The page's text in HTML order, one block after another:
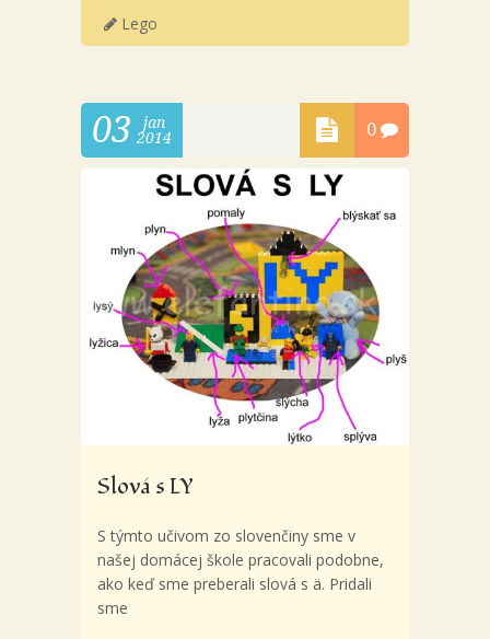
Lego
03
jan
2014
0
Slová s LY
S týmto učivom zo slovenčiny sme v
našej domácej škole pracovali podobne,
ako keď sme preberali slová s ä. Pridali
sme